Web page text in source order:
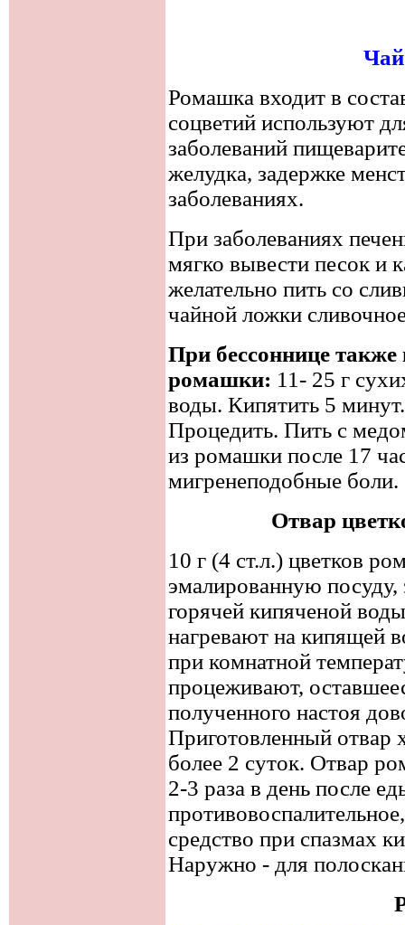
Ромашка входит в
соцветий используют
заболеваний
желудка, задержке
заболеваниях.
При заболеваниях
мягко вывести песок и
желательно пить со
чайной ложки
При бессоннице также
ромашки: 11- 25 г
воды. Кипятить 5
Процедить. Пить с
из ромашки после 17
мигренеподобные боли.
Отвар
10 г (4 ст.л.) цветков
эмалированную
горячей кипяченой
нагревают на кипящей
при комнатной
процеживают,
полученного настоя
Приготовленный отвар
более 2 суток. Отвар
2-3 раза в день после
средство при спазмах
Наружно - для